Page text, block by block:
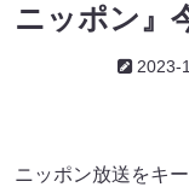
ニッポン』
2023-
ニッポン放送をキ